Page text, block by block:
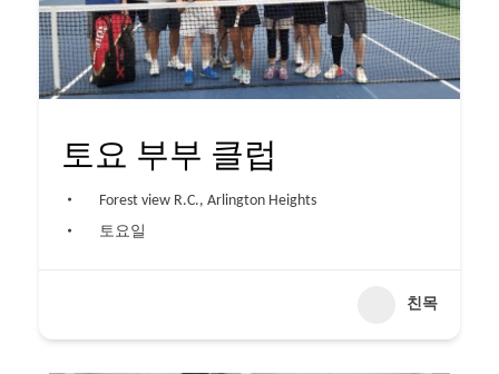
토요 부부 클럽
Forest view R.C., Arlington Heights
토요일
친목